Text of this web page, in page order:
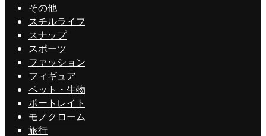
その他
スチルライフ
スナップ
スポーツ
ファッション
フィギュア
ペット・生物
ポートレイト
モノクローム
旅行